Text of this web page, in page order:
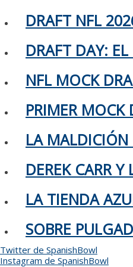
DRAFT NFL
DRAFT DAY:
NFL MOCK
PRIMER MOCK
LA MALDICIÓN
DEREK CARR
LA TIENDA
SOBRE
Twitter de SpanishBowl
Instagram de SpanishBowl